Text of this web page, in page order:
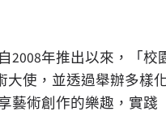
2008年推出以來，「
使，並透過舉辦多樣
術創作的樂趣，實踐